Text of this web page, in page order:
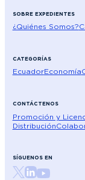
SOBRE EXPEDIENTES
¿Quiénes Somos?
CATEGORÍAS
EcuadorEconomía
CONTÁCTENOS
Promoción y
Distribución
SÍGUENOS EN